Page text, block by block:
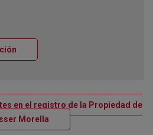
en el registro de la Propiedad de
MorellaVentana nueva